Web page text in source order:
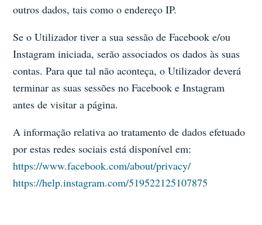
outros dados, tais como o endereço IP.
Se o Utilizador tiver a sua sessão de Facebook e/ou
Instagram iniciada, serão associados os dados às suas
contas. Para que tal não aconteça, o Utilizador deverá
terminar as suas sessões no Facebook e Instagram
antes de visitar a página.
A informação relativa ao tratamento de dados efetuado
por estas redes sociais está disponível em:
https://www.facebook.com/about/privacy/
https://help.instagram.com/519522125107875